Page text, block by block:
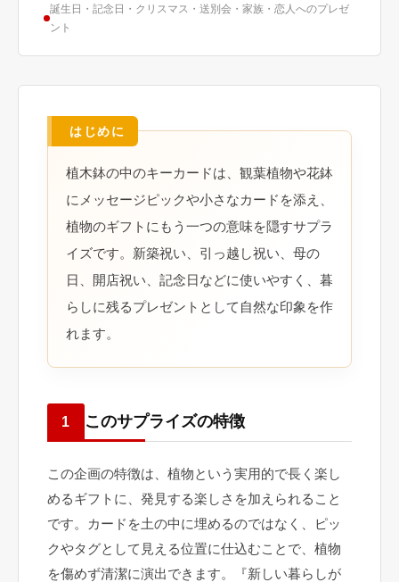
誕生日・記念日・クリスマス・送別会・家族・恋人へのプレゼ
ント
植木鉢の中のキーカードは、観葉植物や花鉢
にメッセージピックや小さなカードを添え、
植物のギフトにもう一つの意味を隠すサプラ
イズです。新築祝い、引っ越し祝い、母の
日、開店祝い、記念日などに使いやすく、暮
らしに残るプレゼントとして自然な印象を作
れます。
1 このサプライズの特徴
この企画の特徴は、植物という実用的で長く楽し
めるギフトに、発見する楽しさを加えられること
です。カードを土の中に埋めるのではなく、ピッ
クやタグとして見える位置に仕込むことで、植物
を傷めず清潔に演出できます。『新しい暮らしが